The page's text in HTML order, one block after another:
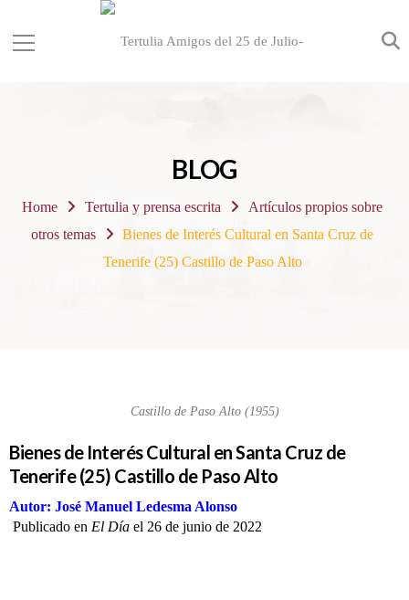
BLOG
Home Tertulia y prensa escrita
Artículos propios sobre
otros temas
Bienes de Interés Cultural en Santa Cruz de
Tenerife (25) Castillo de Paso Alto
Castillo de Paso Alto (1955)
Bienes de Interés Cultural en Santa Cruz de
Tenerife (25) Castillo de Paso Alto
Autor: José Manuel Ledesma Alonso
Publicado en El Día el 26 de junio de 2022